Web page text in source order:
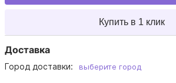
Купить в 1 клик
Доставка
Город доставки: выберите город